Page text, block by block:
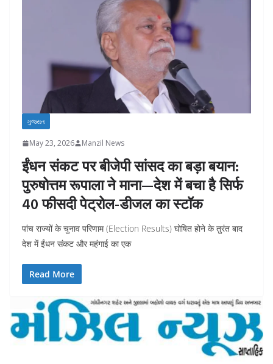
ગુજરાત
May 23, 2026 Manzil News
ईंधन संकट पर बीजेपी सांसद का बड़ा बयान:
पुरुषोत्तम रूपाला ने माना—देश में बचा है सिर्फ
40 फीसदी पेट्रोल-डीजल का स्टॉक
पांच राज्यों के चुनाव परिणाम (Election Results) घोषित होने के तुरंत बाद
देश में ईंधन संकट और महंगाई का एक
Read More